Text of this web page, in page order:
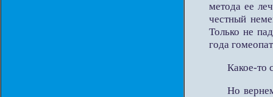
метода ее
честный
Только не
года
Какое-то
Но